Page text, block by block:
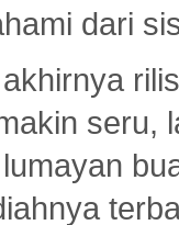
dari
seru,